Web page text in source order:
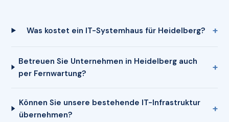
Was kostet ein IT-Systemhaus für Heidelberg?
Betreuen Sie Unternehmen in Heidelberg auch
per Fernwartung?
Können Sie unsere bestehende IT-Infrastruktur
übernehmen?